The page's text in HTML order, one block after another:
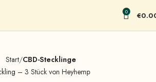
0 €
Start CBD-Stecklinge